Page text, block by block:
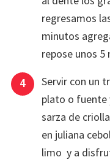
regresamos
minutos
repose unos 5
Servir con un
plato o fuente
sarza de
en juliana
limo y a